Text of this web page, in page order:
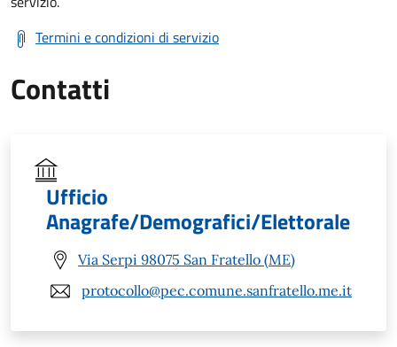
Termini e condizioni di servizio
Contatti
Ufficio
Anagrafe/Demografici/Elettorale
Via Serpi 98075 San Fratello (ME)
protocollo@pec.comune.sanfratello.me.it